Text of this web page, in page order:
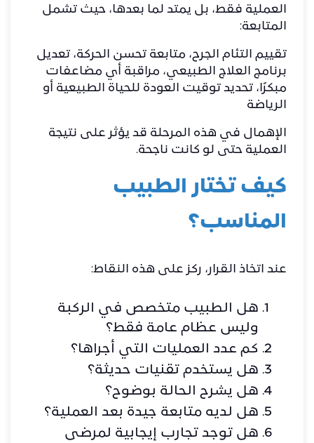
العملية فقط، بل يمتد لما بعدها، حيث تشمل
المتابعة:
تقييم التئام الجرح، متابعة تحسن الحركة، تعديل
برنامج العلاج الطبيعي، مراقبة أي مضاعفات
مبكرًا، تحديد توقيت العودة للحياة الطبيعية أو
الرياضة
الإهمال في هذه المرحلة قد يؤثر على نتيجة
العملية حتى لو كانت ناجحة.
كيف تختار الطبيب
المناسب؟
عند اتخاذ القرار، ركز على هذه النقاط:
هل الطبيب متخصص في الركبة
وليس عظام عامة فقط؟
كم عدد العمليات التي أجراها؟
هل يستخدم تقنيات حديثة؟
هل يشرح الحالة بوضوح؟
هل لديه متابعة جيدة بعد العملية؟
هل توجد تجارب إيجابية لمرضى